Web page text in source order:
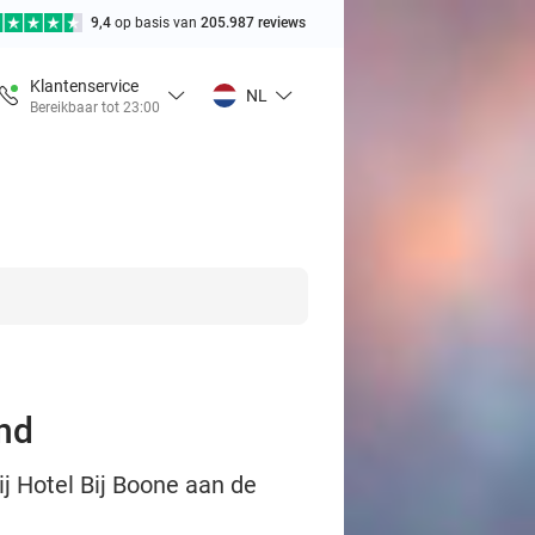
9,4 op basis van 205.987 reviews
Klantenservice
Bereikbaar tot 23:00
NL
Hotel Bij Boone aan de